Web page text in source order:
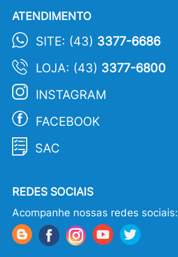
ATENDIMENTO
SITE: (43) 3377-6686
LOJA: (43) 3377-6800
INSTAGRAM
FACEBOOK
SAC
REDES SOCIAIS
Acompanhe nossas redes sociais: